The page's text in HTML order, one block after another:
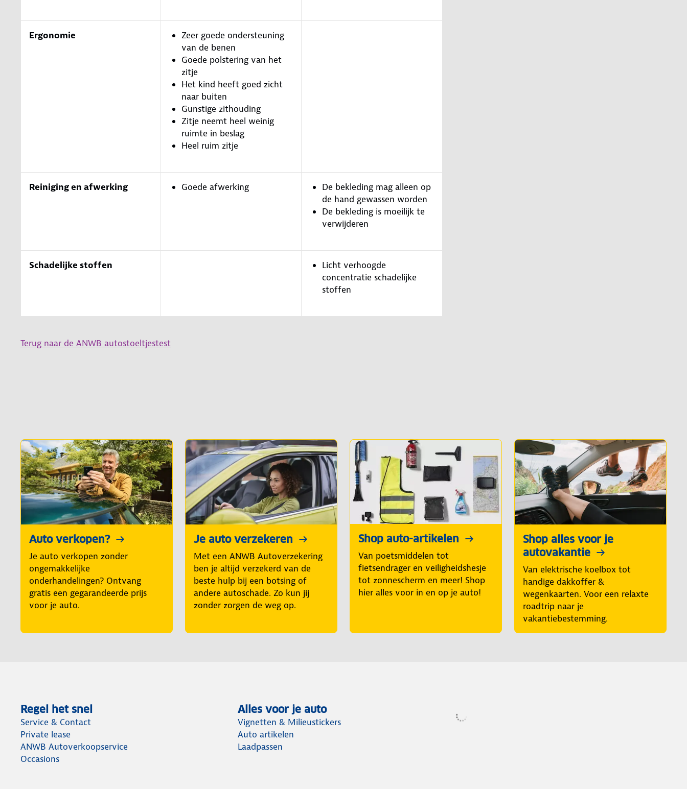
Ergonomie
Zeer goede ondersteuning
van de benen
Goede polstering van het
zitje
Het kind heeft goed zicht
naar buiten
Gunstige zithouding
Zitje neemt heel weinig
ruimte in beslag
Heel ruim zitje
Reiniging en afwerking Goede afwerking
De bekleding mag alleen op
de hand gewassen worden
De bekleding is moeilijk te
verwijderen
Schadelijke stoffen
Licht verhoogde
concentratie schadelijke
stoffen
Terug naar de ANWB autostoeltjestest
Auto verkopen?
Je auto verkopen zonder
ongemakkelijke
onderhandelingen? Ontvang
gratis een gegarandeerde prijs
voor je auto.
Je auto verzekeren
Met een ANWB Autoverzekering
ben je altijd verzekerd van de
beste hulp bij een botsing of
andere autoschade. Zo kun jij
zonder zorgen de weg op.
Shop auto-artikelen
Van poetsmiddelen tot
fietsendrager en veiligheidshesje
tot zonnescherm en meer! Shop
hier alles voor in en op je auto!
Shop alles voor je
autovakantie
Van elektrische koelbox tot
handige dakkoffer &
wegenkaarten. Voor een relaxte
roadtrip naar je
vakantiebestemming.
Regel het snel
Service & Contact
Private lease
ANWB Autoverkoopservice
Occasions
Alles voor je auto
Vignetten & Milieustickers
Auto artikelen
Laadpassen